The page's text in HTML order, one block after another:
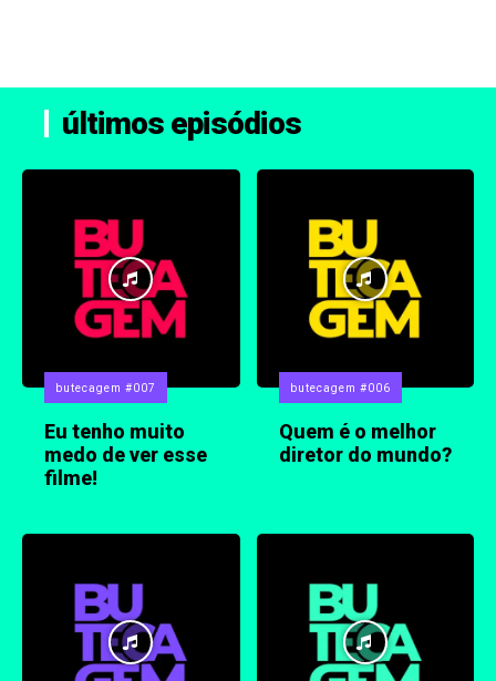
últimos episódios
butecagem #007
Eu tenho muito
medo de ver esse
filme!
butecagem #006
Quem é o melhor
diretor do mundo?